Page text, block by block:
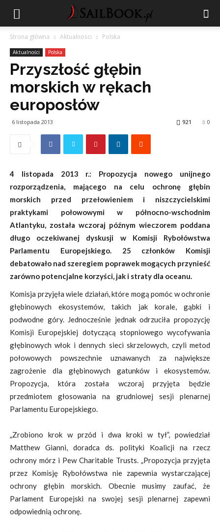
Strona główna Aktualności Polska
Aktualności Polska
Przyszłość głębin
morskich w rękach
europosłów
6 listopada 2013 0
921
4 listopada 2013 r.: Propozycja nowego unijnego
rozporządzenia, mającego na celu ochronę głębin
morskich przed przełowieniem i niszczycielskimi
praktykami połowowymi w północno-wschodnim
Atlantyku, została wczoraj późnym wieczorem poddana
długo oczekiwanej dyskusji w Komisji Rybołówstwa
Parlamentu Europejskiego. 25 członków Komisji
debatowało nad szeregiem poprawek mogących przynieść
zarówno potencjalne korzyści, jak i straty dla oceanu.
Komisja przyjęła wiele działań, które mogą pomóc w ochronie
głębinowych ekosystemów, takich jak korale, gąbki i
podwodne góry. Jednocześnie jednak odrzuciła propozycję
Komisji Europejskiej dotyczącą stopniowego wycofywania
głębinowych włok i dennych sieci skrzelowych, czyli metod
połowowych powszechnie uznawanych za największe
zagrożenie dla głębinowych gatunków i ekosystemów.
Propozycja, która została wczoraj przyjęta będzie
przedmiotem głosowania na grudniowej sesji plenarnej
Parlamentu Europejskiego.
„Zrobiono krok w przód i dwa kroki w tył”, powiedział
Matthew Gianni, doradca ds. polityki Koalicji na rzecz
ochrony mórz i Pew Charitable Trusts. „Propozycja przyjęta
przez Komisję Rybołówstwa nie zapewnia wystarczającej
ochrony głębin morskich. Obecnie musimy zaufać, że
Parlament Europejski na swojej sesji plenarnej zapewni
odpowiednią ochronę.